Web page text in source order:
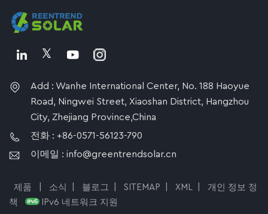
Add : Wanhe International Center, No. 188 Haoyue
Road, Ningwei Street, Xiaoshan District, Hangzhou
City, Zhejiang Province,China
전화 : +86-0571-56123-790
이메일 : info@greentrendsolar.cn
제품 소식 블로그 SITEMAP XML
개인 정보 정
책
IPv6 네트워크 지원